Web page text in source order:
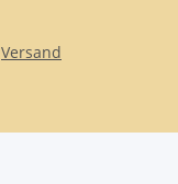
Versand